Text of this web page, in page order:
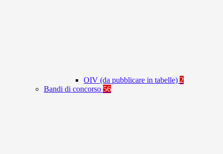
OIV (da pubblicare in tabelle) 2
Bandi di concorso 56